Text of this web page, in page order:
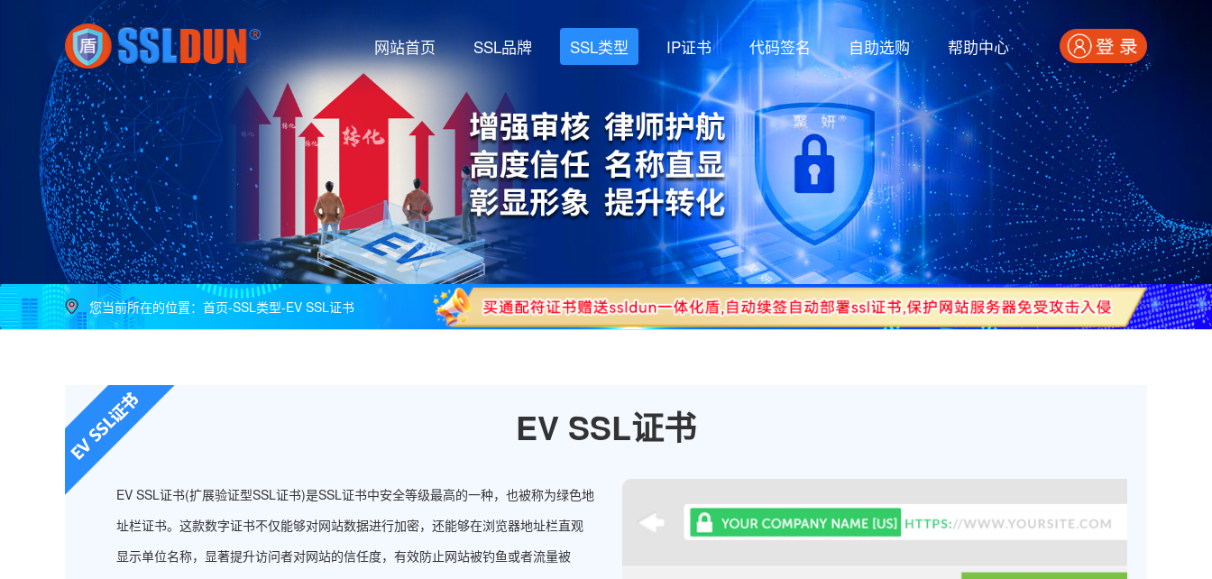
网站首页(current)SSL品牌 SSL类型 IP证书 代码签名 自助选购 帮助中心
您当前所在的位置： 首页-SSL类型-EV SSL证书
EV SSL证书
EV SSL证书(扩展验证型SSL证书)是SSL证书中安全等级最高的一种，也被称为绿色地
址栏证书。这款数字证书不仅能够对网站数据进行加密，还能够在浏览器地址栏直观
显示单位名称，显著提升访问者对网站的信任度，有效防止网站被钓鱼或者流量被